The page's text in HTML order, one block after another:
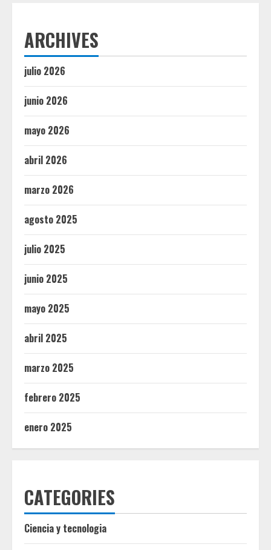
ARCHIVES
julio 2026
junio 2026
mayo 2026
abril 2026
marzo 2026
agosto 2025
julio 2025
junio 2025
mayo 2025
abril 2025
marzo 2025
febrero 2025
enero 2025
CATEGORIES
Ciencia y tecnologia